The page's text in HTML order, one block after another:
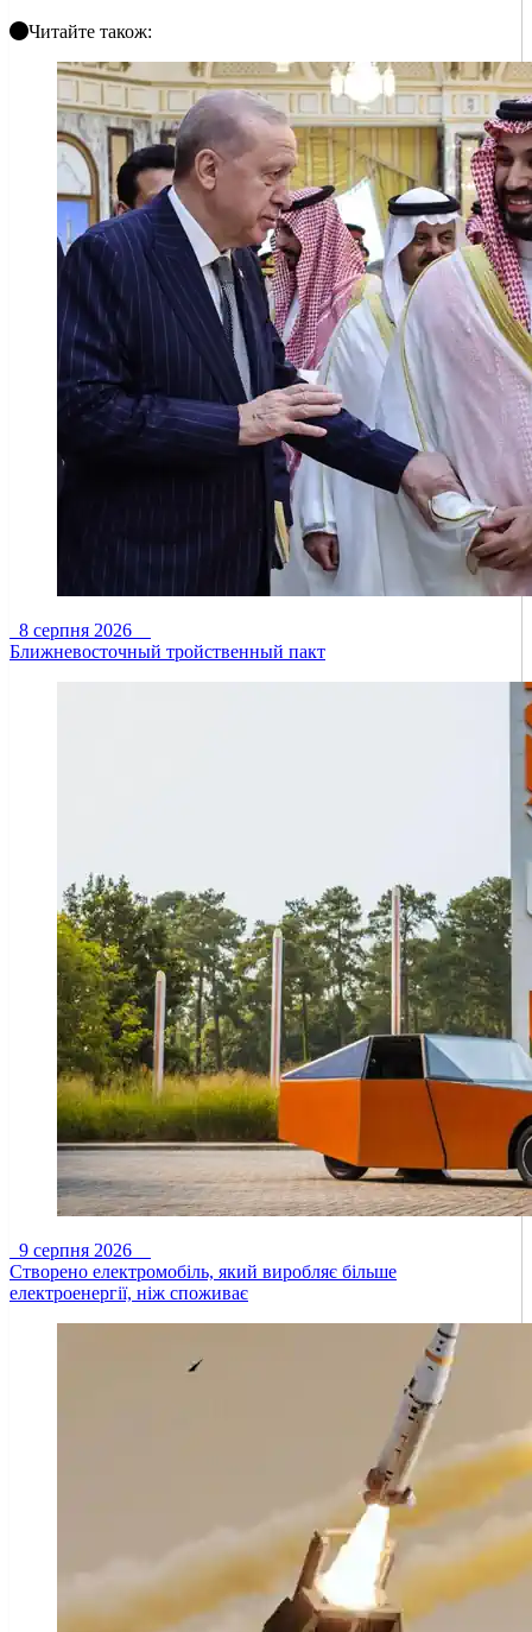
Читайте також:
8 серпня 2026
Ближневосточный тройственный пакт
9 серпня 2026
Створено електромобіль, який виробляє більше
електроенергії, ніж споживає